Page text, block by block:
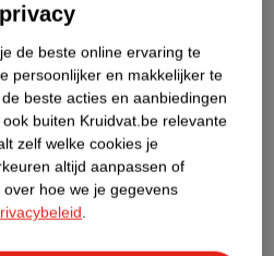
de beste online ervaring te
persoonlijker en makkelijker te
beste acties en aanbiedingen
buiten Kruidvat.be relevante
zelf welke cookies je
altijd aanpassen of
hoe we je gegevens
.